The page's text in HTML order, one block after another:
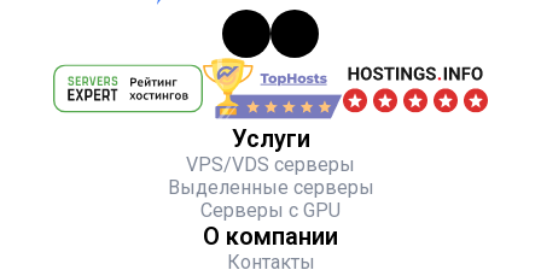
Услуги
VPS/VDS серверы
Выделенные серверы
Серверы с GPU
О компании
Контакты